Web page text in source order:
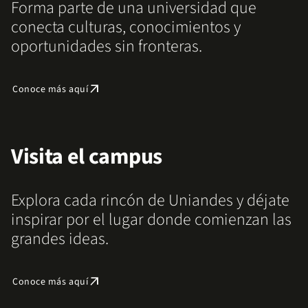
Forma parte de una universidad que
conecta culturas, conocimientos y
oportunidades sin fronteras.
Conoce más aquíarrow_outward
Visita el campus
Explora cada rincón de Uniandes y déjate
inspirar por el lugar donde comienzan las
grandes ideas.
Conoce más aquíarrow_outward